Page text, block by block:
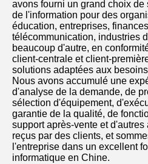
avons fourni un grand choix
de l'information pour des
éducation, entreprises,
télécommunication, industries
beaucoup d'autre, en
client-centrale et client-
solutions adaptées aux
Nous avons accumulé une
d'analyse de la demande, de
sélection d'équipement,
garantie de la qualité, de
support après-vente et
reçus par des clients, et
l'entreprise dans un excellent
informatique en Chine.